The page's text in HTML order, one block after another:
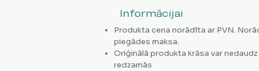
Informācijai
Produkta cena norādīta ar PVN.
piegādes maksa.
Oriģinālā produkta krāsa var
redzamās